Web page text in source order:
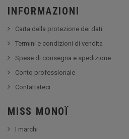
INFORMAZIONI
Carta della protezione dei dati
Termini e condizioni di vendita
Spese di consegna e spedizione
Conto professionale
Contattateci
MISS MONOÏ
I marchi